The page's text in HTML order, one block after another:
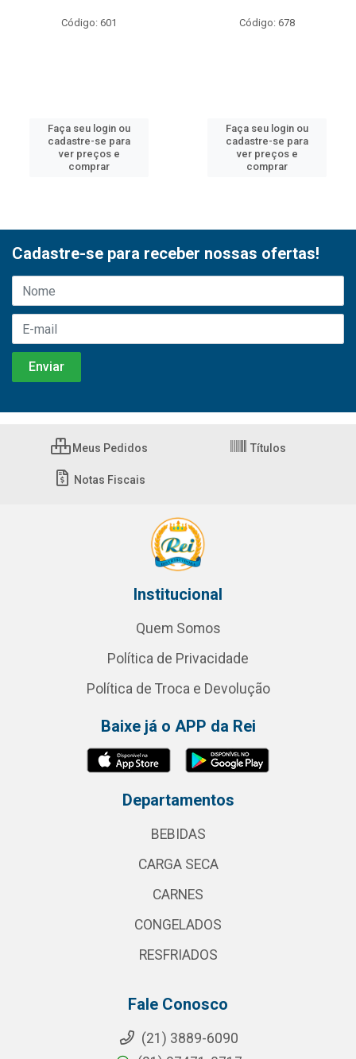
Código: 601
Faça seu login ou
cadastre-se para
ver preços e
comprar
Código: 678
Faça seu login ou
cadastre-se para
ver preços e
comprar
Cadastre-se para receber nossas ofertas!
Meus Pedidos Títulos
Notas Fiscais
Institucional
Quem Somos
Política de Privacidade
Política de Troca e Devolução
Baixe já o APP da Rei
Departamentos
BEBIDAS
CARGA SECA
CARNES
CONGELADOS
RESFRIADOS
Fale Conosco
(21) 3889-6090